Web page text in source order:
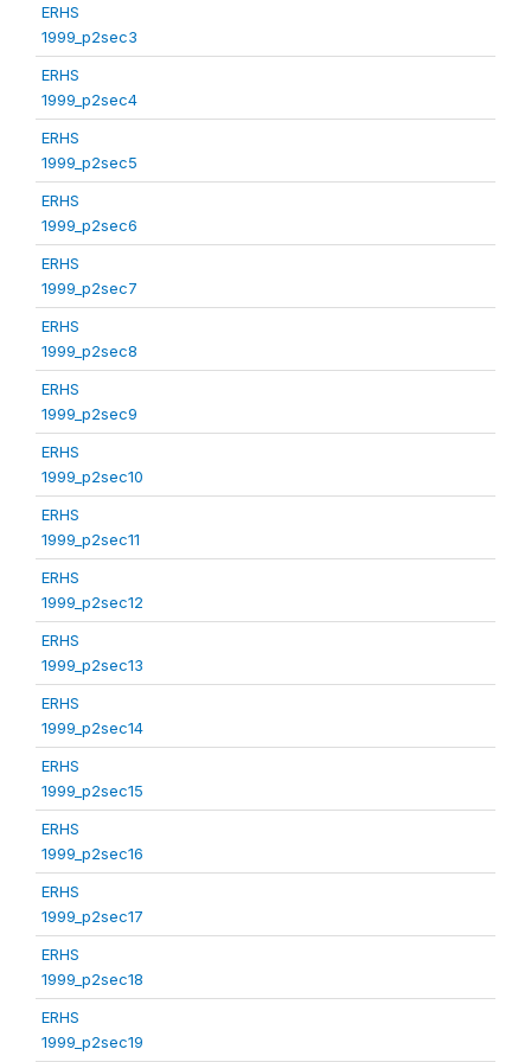
ERHS
1999_p2sec3
ERHS
1999_p2sec4
ERHS
1999_p2sec5
ERHS
1999_p2sec6
ERHS
1999_p2sec7
ERHS
1999_p2sec8
ERHS
1999_p2sec9
ERHS
1999_p2sec10
ERHS
1999_p2sec11
ERHS
1999_p2sec12
ERHS
1999_p2sec13
ERHS
1999_p2sec14
ERHS
1999_p2sec15
ERHS
1999_p2sec16
ERHS
1999_p2sec17
ERHS
1999_p2sec18
ERHS
1999_p2sec19